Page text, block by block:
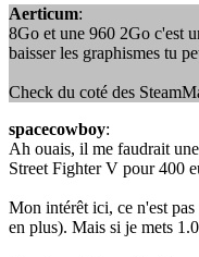
Aerticum:
8Go et une 960 2Go c'est
baisser les graphismes tu
Check du coté des
spacecowboy:
Ah ouais, il me faudrait
Street Fighter V pour 400
Mon intérêt ici, ce n'est
en plus). Mais si je mets